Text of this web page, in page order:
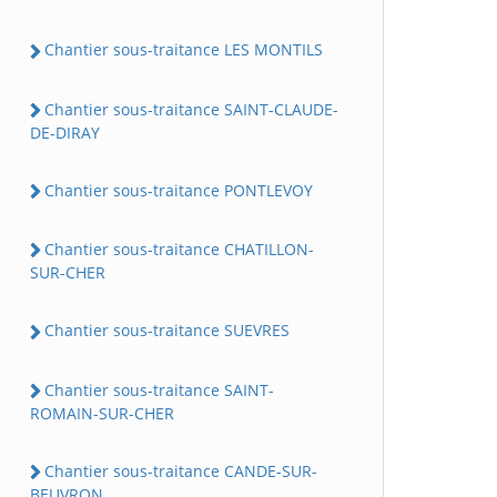
Chantier sous-traitance LES MONTILS
Chantier sous-traitance SAINT-CLAUDE-
DE-DIRAY
Chantier sous-traitance PONTLEVOY
Chantier sous-traitance CHATILLON-
SUR-CHER
Chantier sous-traitance SUEVRES
Chantier sous-traitance SAINT-
ROMAIN-SUR-CHER
Chantier sous-traitance CANDE-SUR-